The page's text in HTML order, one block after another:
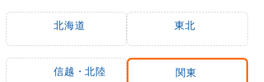
北海道 東北
信越・北陸 関東